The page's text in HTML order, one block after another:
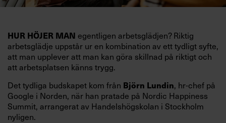
HUR HÖJER MAN egentligen arbetsglädjen? Riktig
arbetsglädje uppstår ur en kombination av ett tydligt syfte,
att man upplever att man kan göra skillnad på riktigt och
att arbetsplatsen känns trygg.
Det tydliga budskapet kom från Björn Lundin, hr-chef på
Google i Norden, när han pratade på Nordic Happiness
Summit, arrangerat av Handelshögskolan i Stockholm
nyligen.